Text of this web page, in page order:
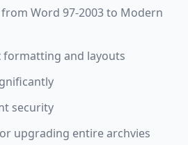
Word 97-2003 to Modern
formatting and layouts
security
upgrading entire archvies